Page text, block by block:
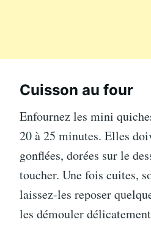
Cuisson au four
Enfournez les mini
20 à 25 minutes. Elles
gonflées, dorées sur le
toucher. Une fois cuites,
laissez-les reposer
les démouler